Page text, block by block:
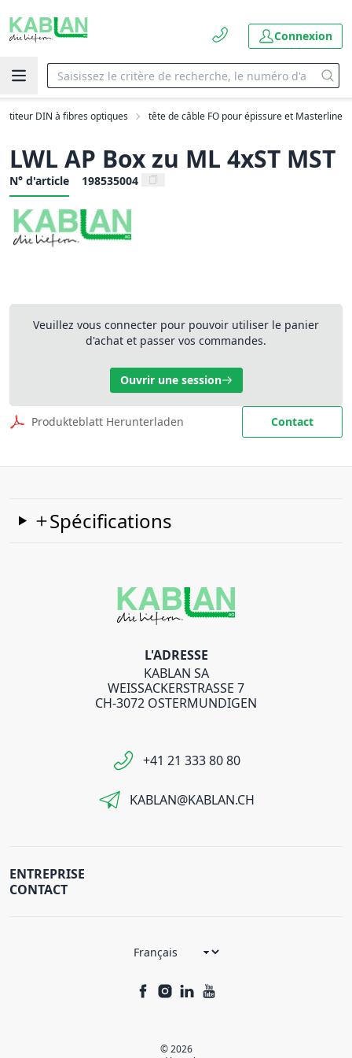
Connexion
DIN à fibres optiques tête de câble FO pour épissure et Masterline
LWL AP Box zu ML 4xST MST
N° d'article 198535004
Veuillez vous connecter pour pouvoir utiliser le panier
d'achat et passer vos commandes.
Ouvrir une session
Produkteblatt Herunterladen Contact
Spécifications
L'ADRESSE
KABLAN SA
WEISSACKERSTRASSE 7
CH-3072 OSTERMUNDIGEN
+41 21 333 80 80
KABLAN@KABLAN.CH
ENTREPRISE
CONTACT
© 2026